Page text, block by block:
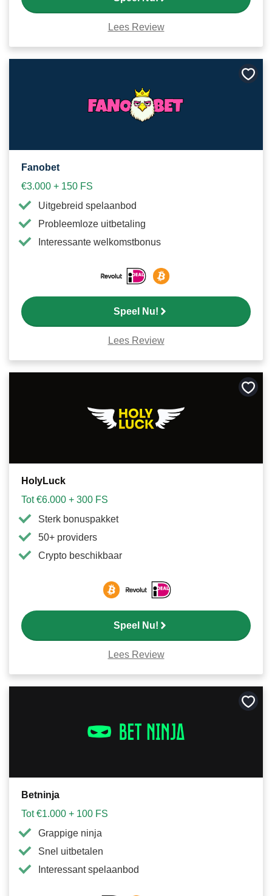
Lees Review
Fanobet
€3.000 + 150 FS
Uitgebreid spelaanbod
Probleemloze uitbetaling
Interessante welkomstbonus
Speel Nu!
Lees Review
HolyLuck
Tot €6.000 + 300 FS
Sterk bonuspakket
50+ providers
Crypto beschikbaar
Speel Nu!
Lees Review
Betninja
Tot €1.000 + 100 FS
Grappige ninja
Snel uitbetalen
Interessant spelaanbod